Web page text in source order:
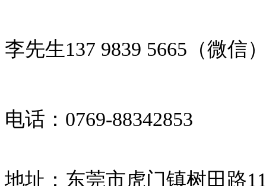
李先生137 9839 5665（微信
电话：0769-88342853
地址： 东莞市虎门镇树田路